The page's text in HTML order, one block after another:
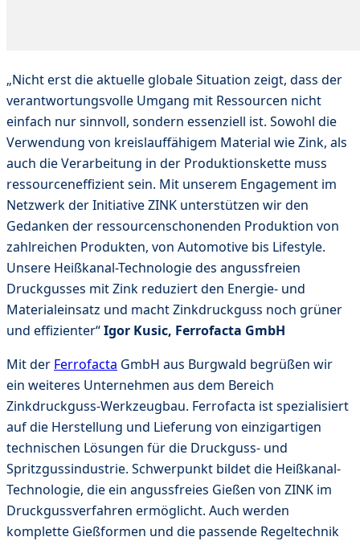
„Nicht erst die aktuelle globale Situation zeigt, dass der
verantwortungsvolle Umgang mit Ressourcen nicht
einfach nur sinnvoll, sondern essenziell ist. Sowohl die
Verwendung von kreislauffähigem Material wie Zink, als
auch die Verarbeitung in der Produktionskette muss
ressourceneffizient sein. Mit unserem Engagement im
Netzwerk der Initiative ZINK unterstützen wir den
Gedanken der ressourcenschonenden Produktion von
zahlreichen Produkten, von Automotive bis Lifestyle.
Unsere Heißkanal-Technologie des angussfreien
Druckgusses mit Zink reduziert den Energie- und
Materialeinsatz und macht Zinkdruckguss noch grüner
und effizienter“Igor Kusic, Ferrofacta GmbH
Mit der Ferrofacta GmbH aus Burgwald begrüßen wir
ein weiteres Unternehmen aus dem Bereich
Zinkdruckguss-Werkzeugbau. Ferrofacta ist spezialisiert
auf die Herstellung und Lieferung von einzigartigen
technischen Lösungen für die Druckguss- und
Spritzgussindustrie. Schwerpunkt bildet die Heißkanal-
Technologie, die ein angussfreies Gießen von ZINK im
Druckgussverfahren ermöglicht. Auch werden
komplette Gießformen und die passende Regeltechnik